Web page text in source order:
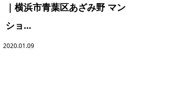
｜横浜市青葉区あざみ野 マン
ショ...
2020.01.09